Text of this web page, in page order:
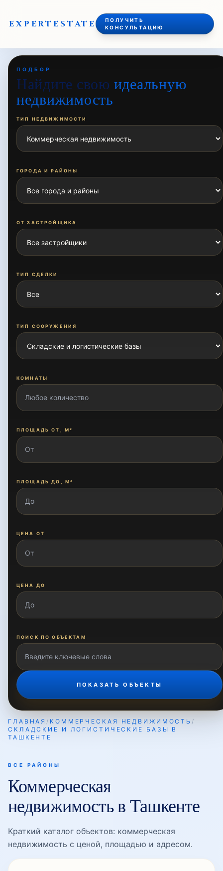
EXPERTESTATE
ПОЛУЧИТЬ
КОНСУЛЬТАЦИЮ
ПОДБОР
Найдите свою идеальную
недвижимость
ТИП НЕДВИЖИМОСТИ
ГОРОДА И РАЙОНЫ
ОТ ЗАСТРОЙЩИКА
ТИП СДЕЛКИ
ТИП СООРУЖЕНИЯ
КОМНАТЫ
ПЛОЩАДЬ ОТ, М²
ПЛОЩАДЬ ДО, М²
ЦЕНА ОТ
ЦЕНА ДО
ПОИСК ПО ОБЪЕКТАМ
ПОКАЗАТЬ ОБЪЕКТЫ
ГЛАВНАЯ / КОММЕРЧЕСКАЯ НЕДВИЖИМОСТЬ /
СКЛАДСКИЕ И ЛОГИСТИЧЕСКИЕ БАЗЫ В
ТАШКЕНТЕ
ВСЕ РАЙОНЫ
Коммерческая
недвижимость в Ташкенте
Краткий каталог объектов: коммерческая
недвижимость с ценой, площадью и адресом.